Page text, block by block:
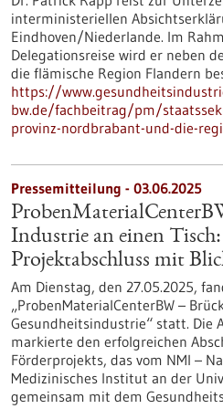
interministeriellen
Eindhoven/Niederlande. Im
Delegationsreise wird er neben
die flämische Region Flandern
https://
bw.de/fachbeitrag/pm/
provinz-nordbrabant-und-die-
Pressemitteilung - 03.06.2025
Industrie an einen
Projektabschluss mit
Am Dienstag, den 27.05.2025,
„ProbenMaterialCenterBW –
Gesundheitsindustrie“ statt. Die
markierte den erfolgreichen
Förderprojekts, das vom NMI –
Medizinisches Institut an der
gemeinsam mit dem